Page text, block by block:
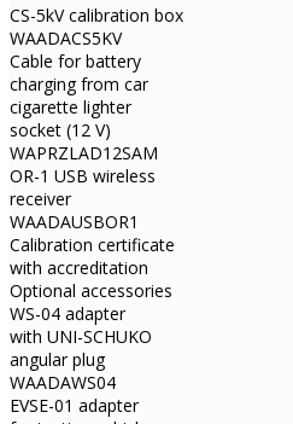
CS-5kV calibration box
WAADACS5KV
Cable for battery
charging from car
cigarette lighter
socket (12 V)
WAPRZLAD12SAM
OR-1 USB wireless
receiver
WAADAUSBOR1
Calibration certificate
with accreditation
Optional accessories
WS-04 adapter
with UNI-SCHUKO
angular plug
WAADAWS04
EVSE-01 adapter